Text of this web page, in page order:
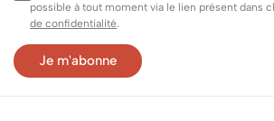
possible à tout moment via le lien présent dans
de confidentialité.